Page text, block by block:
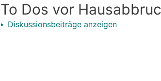
To Dos vor
Diskussionsbeiträge anzeigen